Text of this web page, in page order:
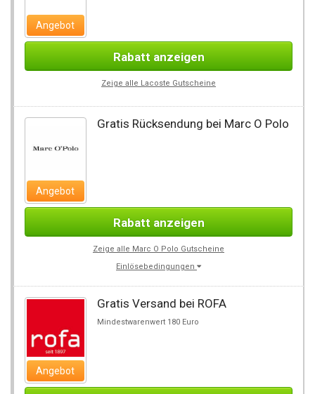
Angebot
Rabatt anzeigen
Zeige alle Lacoste Gutscheine
Angebot
Gratis Rücksendung bei Marc O Polo
Rabatt anzeigen
Zeige alle Marc O Polo Gutscheine
Einlösebedingungen
Angebot
Gratis Versand bei ROFA
Mindestwarenwert 180 Euro